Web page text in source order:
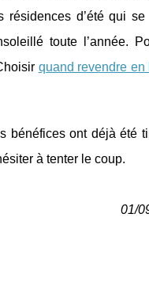
d’été qui
toute l’année.
quand revendre en
bénéfices ont déjà été
à tenter le coup.
01/